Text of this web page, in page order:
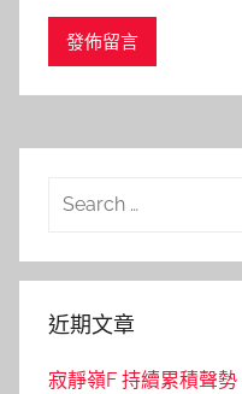
Search
近期文章
寂靜嶺F 持續累積聲